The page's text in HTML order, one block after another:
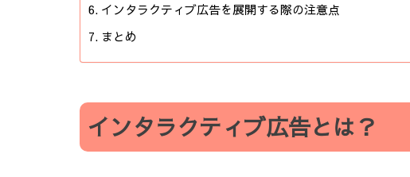
インタラクティブ広告を展開する際の注意点
まとめ
インタラクティブ広告とは？